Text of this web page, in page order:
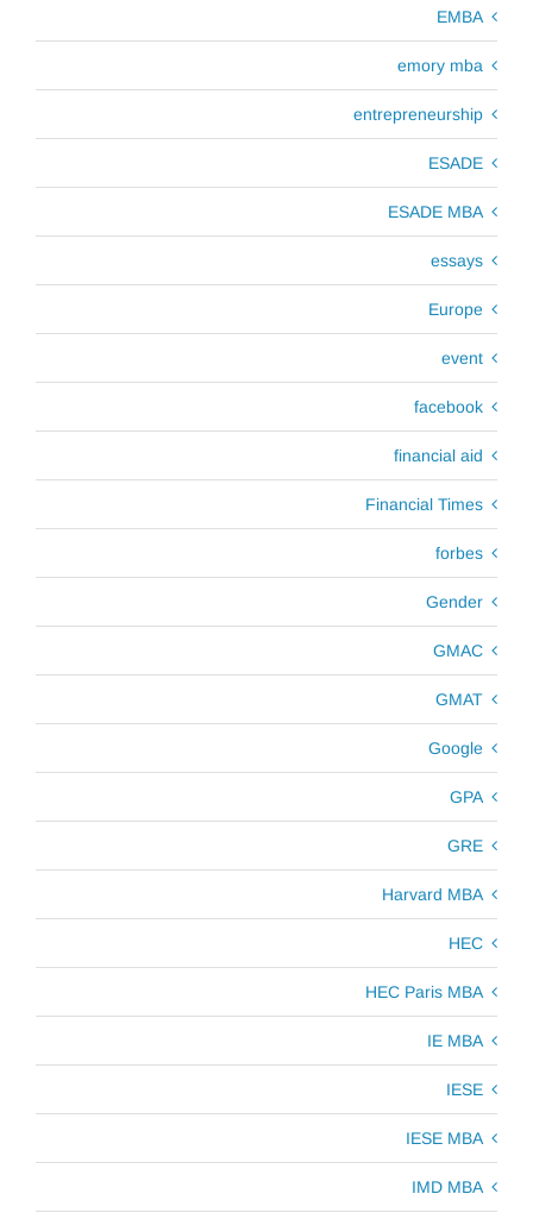
EMBA
emory mba
entrepreneurship
ESADE
ESADE MBA
essays
Europe
event
facebook
financial aid
Financial Times
forbes
Gender
GMAC
GMAT
Google
GPA
GRE
Harvard MBA
HEC
HEC Paris MBA
IE MBA
IESE
IESE MBA
IMD MBA